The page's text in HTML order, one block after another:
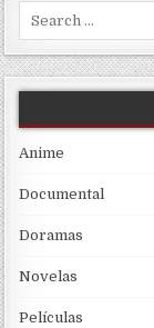
Search for:
Anime
Documental
Doramas
Novelas
Películas